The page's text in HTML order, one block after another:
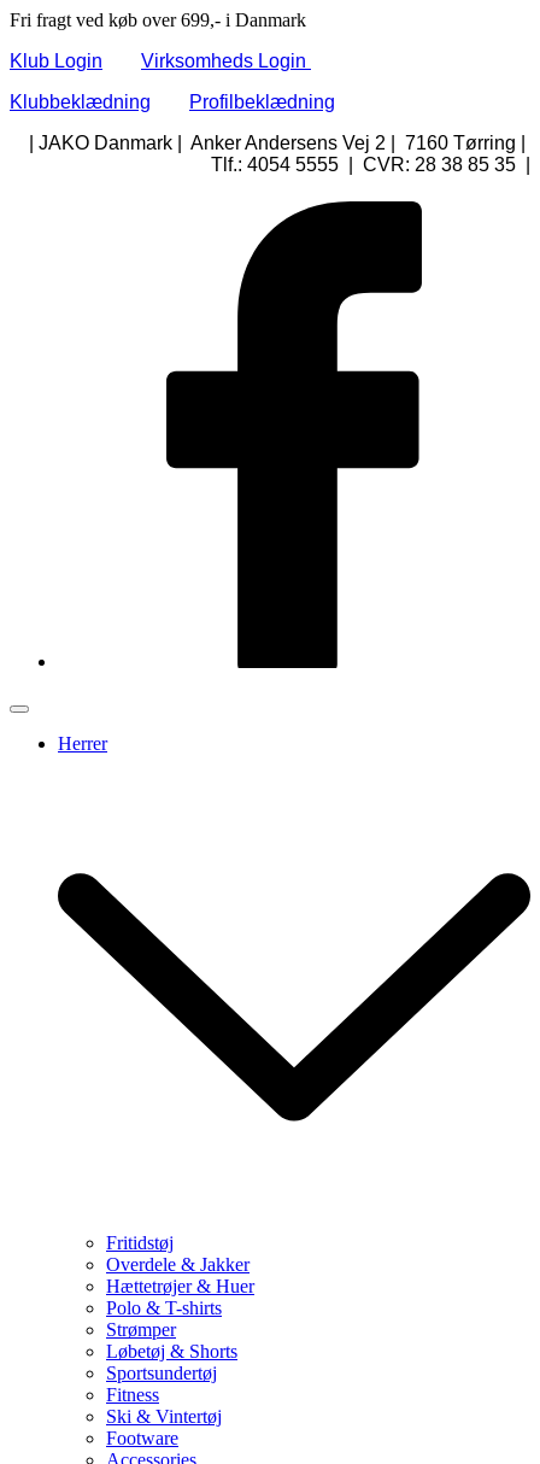
Fri fragt ved køb over 699,- i Danmark
Klub Login
Virksomheds Login
Klubbeklædning
Profilbeklædning
| JAKO Danmark | Anker Andersens Vej 2 | 7160 Tørring |
Tlf.: 4054 5555 | CVR: 28 38 85 35 |
Herrer
Fritidstøj
Overdele & Jakker
Hættetrøjer & Huer
Polo & T-shirts
Strømper
Løbetøj & Shorts
Sportsundertøj
Fitness
Ski & Vintertøj
Footware
Accessories